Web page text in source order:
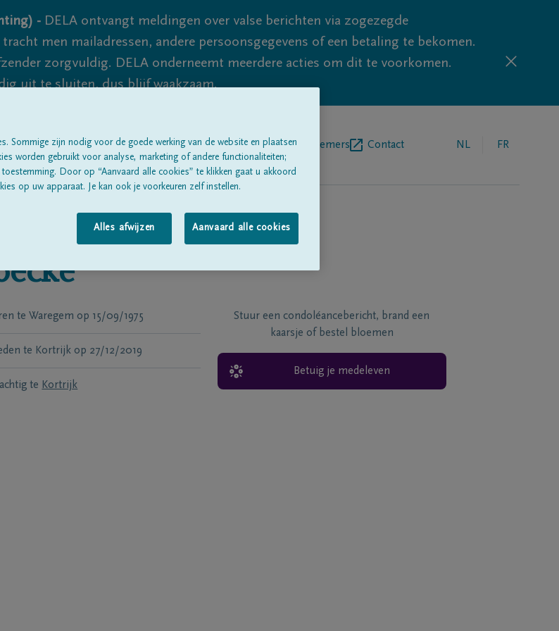
- DELA ontvangt meldingen over valse berichten via zogezegde
men mailadressen, andere persoonsgegevens of een betaling te bekomen.
zorgvuldig. DELA onderneemt meerdere acties om dit te voorkomen.
uit te sluiten, dus blijf waakzaam.
Alle rouwberichtenOver onsBegrafenisondernemers Contact NL FR
te Waregem op 15/09/1975
te Kortrijk op 27/12/2019
te Kortrijk
Stuur een condoléancebericht, brand een
kaarsje of bestel bloemen
Betuig je medeleven
Sommige zijn nodig voor de goede werking van de website en plaatsen
worden gebruikt voor analyse, marketing of andere functionaliteiten;
Door op “Aanvaard alle cookies” te klikken gaat u akkoord
op uw apparaat. Je kan ook je voorkeuren zelf instellen.
Alles afwijzen Aanvaard alle cookies